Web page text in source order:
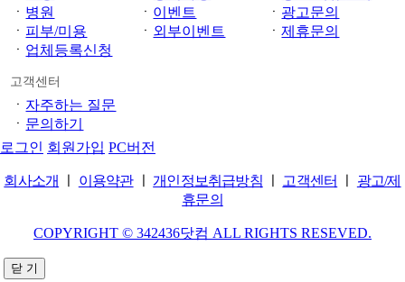
ㆍ 병원
ㆍ 피부/미용
ㆍ 업체등록신청
ㆍ 이벤트
ㆍ 외부이벤트
ㆍ 광고문의
ㆍ제휴문의
고객센터
ㆍ 자주하는 질문
ㆍ 문의하기
로그인 회원가입 PC버전
회사소개 이용약관ㅣ개인정보취급방침 고객센터
광고/제
휴문의
COPYRIGHT © 342436닷컴 ALL RIGHTS RESEVED.
닫 기